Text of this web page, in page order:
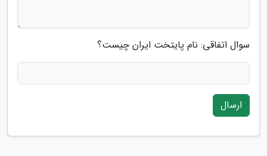
سوال اتفاقی: نام پایتخت ایران چیست؟
ارسال